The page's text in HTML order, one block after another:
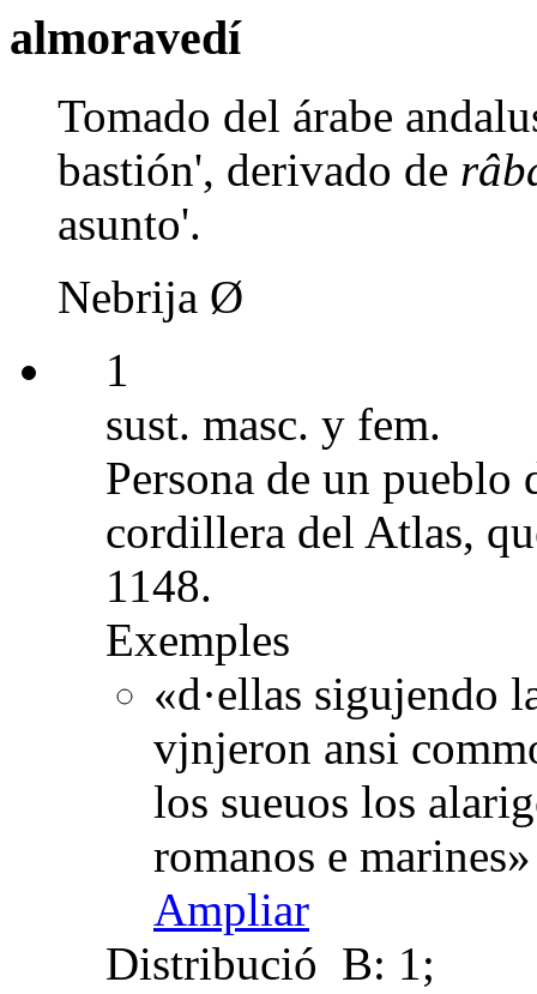
almoravedí
Tomado del árabe
bastión', derivado de
asunto'.
Nebrija Ø
1
sust. masc. y fem.
Persona de un
cordillera del Atlas,
1148.
Exemples
«d·ellas sigujendo
vjnjeron ansi
los sueuos los
romanos e
Ampliar
Distribució B: 1;